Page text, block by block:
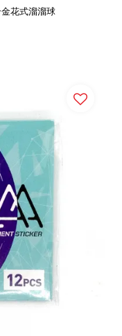
花式溜溜球